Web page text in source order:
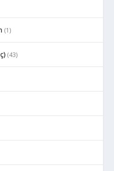
(1)
(43)